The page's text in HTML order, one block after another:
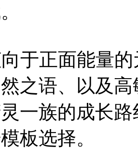
于正面能量的
之语、以及
一族的成长
板选择。